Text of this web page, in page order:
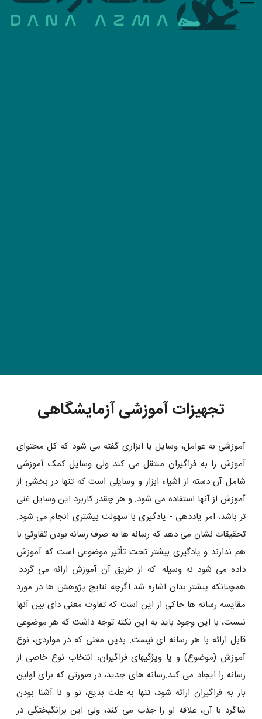
تجهیزات آموزشی آزمایشگاهی
آموزشی به عوامل، وسایل یا ابزاری گفته می شود که کل محتوای
آموزش را به فراگیران منتقل می کند ولی وسایل کمک آموزشی
شامل آن دسته از اشیاء ابزار و وسایلی است که تنها در بخشی از
آموزش از آنها استفاده می شود. و هر چقدر کاربرد این وسایل غنی
تر باشد، امر یاددهی - یادگیری با سهولت بیشتری انجام می شود.
تحقیقات نشان می دهد که رسانه ها به صرف رسانه بودن تفاوتی با
هم ندارند و یادگیری بیشتر تحت تأثیر موضوعی است که آموزش
داده می شود نه وسیله. که از طریق آن آموزش ارائه می گردد.
همچنانکه پیشتر بدان اشاره شد اگرچه نتایج پژوهش ها در مورد
مقایسه رسانه ها حاکی از این است که تفاوت معنی دای بین آنها
نیست، با این وجود باید به این نکته توجه داشت که هر موضوعی
قابل ارائه با هر رسانه ای نیست. بدین معنی که در مواردی، نوع
آموزش (موضوع) و یا ویژگیهای فراگیران، انتخاب نوع خاصی از
رسانه را ایجاد می کند.رسانه های جدید، در صورتی که برای اولین
بار به فراگیران ارائه شود، تنها به علت بدیع، نو و نا آشنا بودن
شاگرد با آن، علاقه او را جذب می کند، ولی این برانگیختگی در